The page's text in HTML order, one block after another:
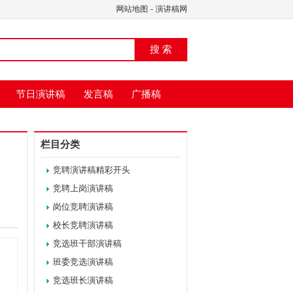
网站地图 - 演讲稿网
搜 索
节日演讲稿 发言稿 广播稿
栏目分类
竞聘演讲稿精彩开头
竞聘上岗演讲稿
岗位竞聘演讲稿
校长竞聘演讲稿
竞选班干部演讲稿
班委竞选演讲稿
竞选班长演讲稿